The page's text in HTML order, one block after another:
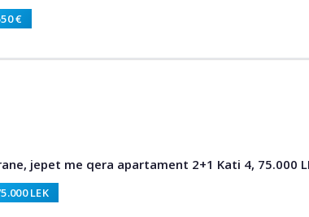
€
jepet me qera apartament 2+1 Kati 4, 75.000
LEK